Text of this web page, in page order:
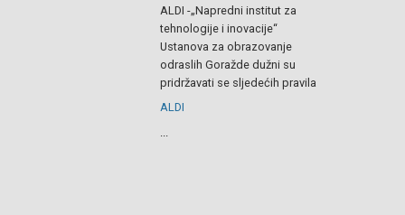
ALDI -„Napredni institut za
tehnologije i inovacije“
Ustanova za obrazovanje
odraslih Goražde dužni su
pridržavati se sljedećih pravila
ALDI
...